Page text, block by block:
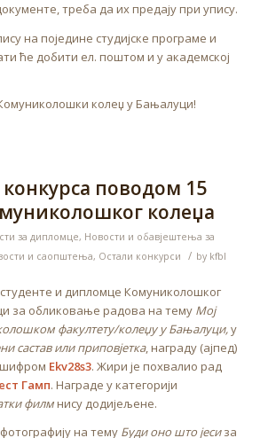
треба да их предају при упису.
на поједине студијске програме и
ће добити ел. поштом и у академској
колеџ у Бањалуци!
конкурса поводом 15
колеџа
за дипломце, Новости и обавјештења за
и саопштења, Остали конкурси / by kfbl
и дипломце Комуниколошког
за обликовање радова на тему Мој
факултету/колеџу у Бањалуци,у
састав или приповјетка, награду (ајпед)
шифром Ekv28s3. Жири је похвалио рад
Гамп. Награде у категорији
филмнису додијељене.
на тему Буди оно што јесиза